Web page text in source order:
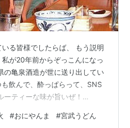
る皆様でしたらば、 もう説明
が20年前からぞっこんになっ
の亀泉酒造が世に送り出してい
飲んで、酔っぱらって、SNS
ティーな味が旨いぜ！
したら、改めて四国の名店と
#おにやんま #宮武うどん